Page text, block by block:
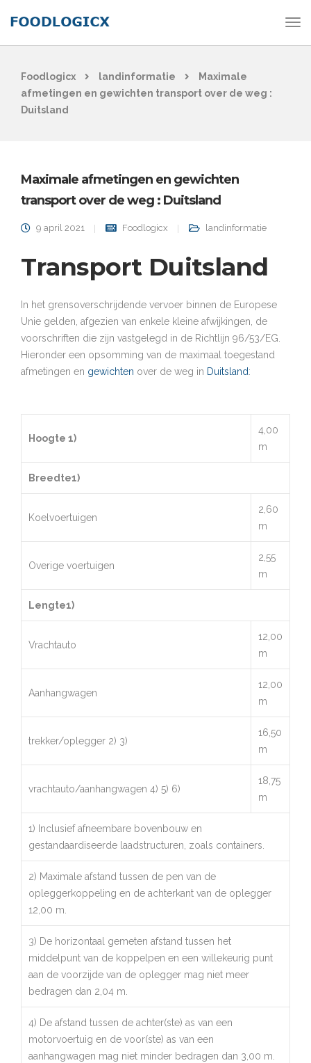
Foodlogicx landinformatie
Maximale
afmetingen en gewichten transport over de weg :
Duitsland
Maximale afmetingen en gewichten
transport over de weg : Duitsland
9 april 2021 Foodlogicx landinformatie
Transport Duitsland
In het grensoverschrijdende vervoer binnen de Europese
Unie gelden, afgezien van enkele kleine afwijkingen, de
voorschriften die zijn vastgelegd in de Richtlijn 96/53/EG.
Hieronder een opsomming van de maximaal toegestand
afmetingen en gewichten over de weg in Duitsland:
Hoogte 1)
4,00
m
Breedte1)
Koelvoertuigen
2,60
m
Overige voertuigen
2,55
m
Lengte1)
Vrachtauto
12,00
m
Aanhangwagen
12,00
m
trekker/oplegger 2) 3)
16,50
m
vrachtauto/aanhangwagen 4) 5) 6)
18,75
m
1) Inclusief afneembare bovenbouw en
gestandaardiseerde laadstructuren, zoals containers.
2) Maximale afstand tussen de pen van de
opleggerkoppeling en de achterkant van de oplegger
12,00 m.
3) De horizontaal gemeten afstand tussen het
middelpunt van de koppelpen en een willekeurig punt
aan de voorzijde van de oplegger mag niet meer
bedragen dan 2,04 m.
4) De afstand tussen de achter(ste) as van een
motorvoertuig en de voor(ste) as van een
aanhangwagen mag niet minder bedragen dan 3,00 m.